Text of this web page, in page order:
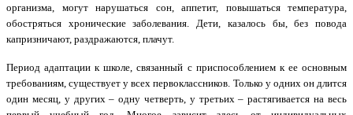
организма, могут нарушаться сон, аппетит, повышаться температура,
обостряться хронические заболевания. Дети, казалось бы, без повода
капризничают, раздражаются, плачут.
Период адаптации к школе, связанный с приспособлением к ее основным
требованиям, существует у всех первоклассников. Только у одних он длится
один месяц, у других – одну четверть, у третьих – растягивается на весь